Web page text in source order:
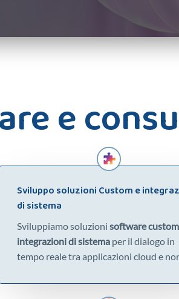
e
Sviluppo soluzioni Custom e
di sistema
Sviluppiamo soluzioni software custom
integrazioni di sistemaper il dialogo in
tempo reale tra applicazioni cloud e